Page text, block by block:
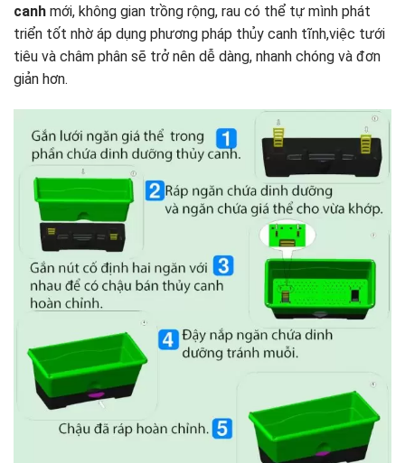
canh mới, không gian trồng rộng, rau có thể tự mình phát
triển tốt nhờ áp dụng phương pháp thủy canh tĩnh,việc tưới
tiêu và châm phân sẽ trở nên dễ dàng, nhanh chóng và đơn
giản hơn.